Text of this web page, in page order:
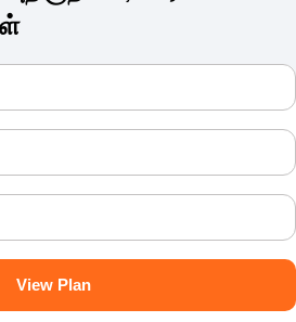
View Plan